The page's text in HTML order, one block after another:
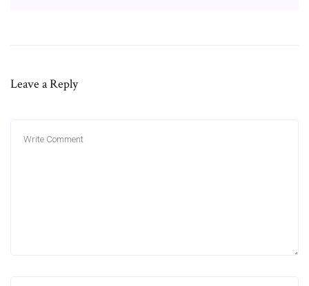
Leave a Reply